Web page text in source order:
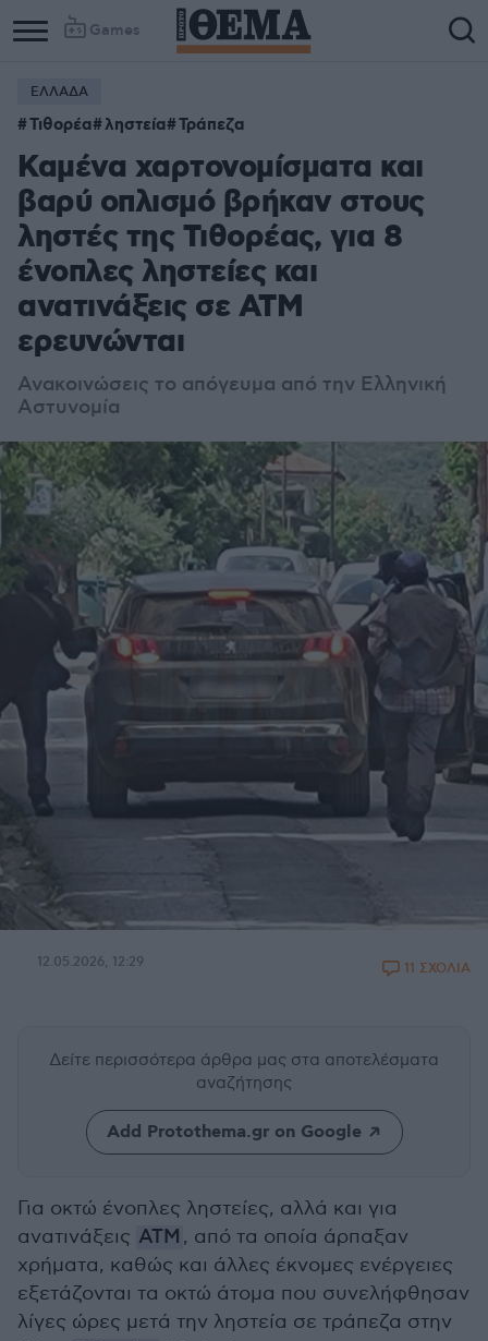
Games
ΕΛΛΑΔΑ
Τιθορέα ληστεία Τράπεζα
Καμένα χαρτονομίσματα και
βαρύ οπλισμό βρήκαν στους
ληστές της Τιθορέας, για 8
ένοπλες ληστείες και
ανατινάξεις σε ΑΤΜ
ερευνώνται
Ανακοινώσεις το απόγευμα από την Ελληνική
Αστυνομία
12.05.2026, 12:29 11 ΣΧΟΛΙΑ
Δείτε περισσότερα άρθρα μας στα αποτελέσματα
αναζήτησης
Add Protothema.gr on Google
Για οκτώ ένοπλες ληστείες, αλλά και για
ανατινάξεις ΑΤΜ , από τα οποία άρπαξαν
χρήματα, καθώς και άλλες έκνομες ενέργειες
εξετάζονται τα οκτώ άτομα που συνελήφθησαν
λίγες ώρες μετά την ληστεία σε τράπεζα στην